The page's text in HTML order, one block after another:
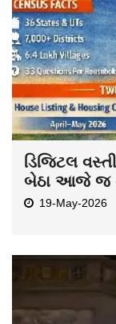
ડિજિટલ
બેઠા આજે જ
19-May-2026